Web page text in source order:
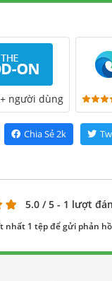
người dùng
Chia Sẻ2k
5.0 / 5 - 1 lượt
nhất 1 tệp để gửi phản